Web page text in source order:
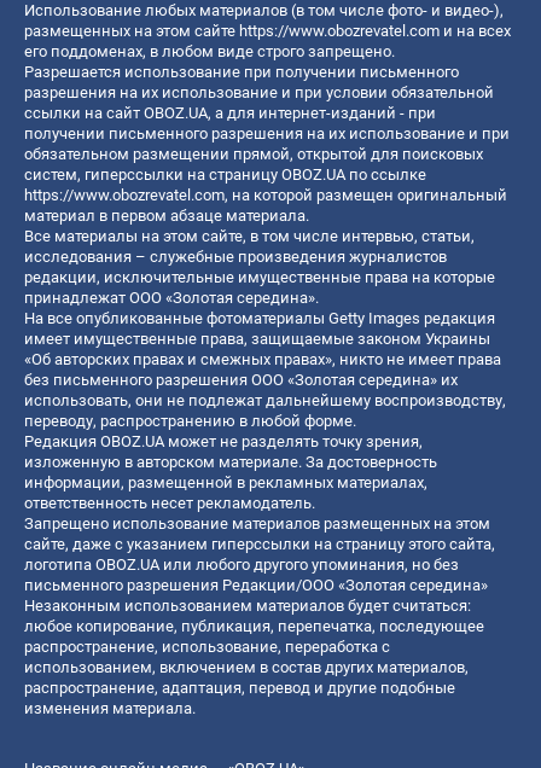
Использование любых материалов (в том числе фото- и видео-),
размещенных на этом сайте https://www.obozrevatel.com и на всех
его поддоменах, в любом виде строго запрещено.
Разрешается использование при получении письменного
разрешения на их использование и при условии обязательной
ссылки на сайт OBOZ.UA, а для интернет-изданий - при
получении письменного разрешения на их использование и при
обязательном размещении прямой, открытой для поисковых
систем, гиперссылки на страницу OBOZ.UA по ссылке
https://www.obozrevatel.com, на которой размещен оригинальный
материал в первом абзаце материала.
Все материалы на этом сайте, в том числе интервью, статьи,
исследования – служебные произведения журналистов
редакции, исключительные имущественные права на которые
принадлежат ООО «Золотая середина».
На все опубликованные фотоматериалы Getty Images редакция
имеет имущественные права, защищаемые законом Украины
«Об авторских правах и смежных правах», никто не имеет права
без письменного разрешения ООО «Золотая середина» их
использовать, они не подлежат дальнейшему воспроизводству,
переводу, распространению в любой форме.
Редакция OBOZ.UA может не разделять точку зрения,
изложенную в авторском материале. За достоверность
информации, размещенной в рекламных материалах,
ответственность несет рекламодатель.
Запрещено использование материалов размещенных на этом
сайте, даже с указанием гиперссылки на страницу этого сайта,
логотипа OBOZ.UA или любого другого упоминания, но без
письменного разрешения Редакции/ООО «Золотая середина»
Незаконным использованием материалов будет считаться:
любое копирование, публикация, перепечатка, последующее
распространение, использование, переработка с
использованием, включением в состав других материалов,
распространение, адаптация, перевод и другие подобные
изменения материала.